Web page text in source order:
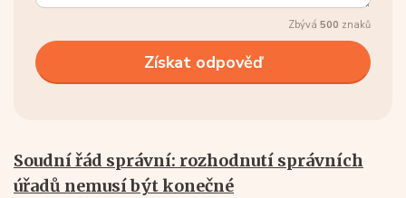
Zbývá 500 znaků
Soudní řád správní: rozhodnutí správních
úřadů nemusí být konečné